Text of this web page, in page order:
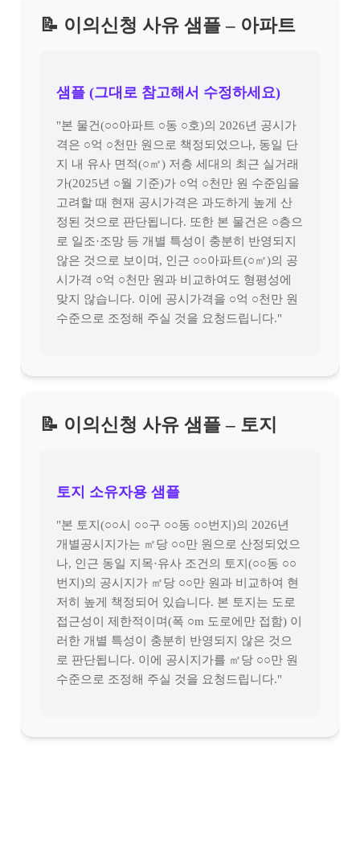
📝 이의신청 사유 샘플 – 아파트
샘플 (그대로 참고해서 수정하세요)
"본 물건(○○아파트 ○동 ○호)의 2026년 공시가
격은 ○억 ○천만 원으로 책정되었으나, 동일 단
지 내 유사 면적(○㎡) 저층 세대의 최근 실거래
가(2025년 ○월 기준)가 ○억 ○천만 원 수준임을
고려할 때 현재 공시가격은 과도하게 높게 산
정된 것으로 판단됩니다. 또한 본 물건은 ○층으
로 일조·조망 등 개별 특성이 충분히 반영되지
않은 것으로 보이며, 인근 ○○아파트(○㎡)의 공
시가격 ○억 ○천만 원과 비교하여도 형평성에
맞지 않습니다. 이에 공시가격을 ○억 ○천만 원
수준으로 조정해 주실 것을 요청드립니다."
📝 이의신청 사유 샘플 – 토지
토지 소유자용 샘플
"본 토지(○○시 ○○구 ○○동 ○○번지)의 2026년
개별공시지가는 ㎡당 ○○만 원으로 산정되었으
나, 인근 동일 지목·유사 조건의 토지(○○동 ○○
번지)의 공시지가 ㎡당 ○○만 원과 비교하여 현
저히 높게 책정되어 있습니다. 본 토지는 도로
접근성이 제한적이며(폭 ○m 도로에만 접함) 이
러한 개별 특성이 충분히 반영되지 않은 것으
로 판단됩니다. 이에 공시지가를 ㎡당 ○○만 원
수준으로 조정해 주실 것을 요청드립니다."